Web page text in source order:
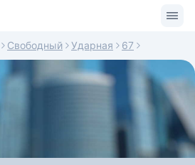
Свободный Ударная 67